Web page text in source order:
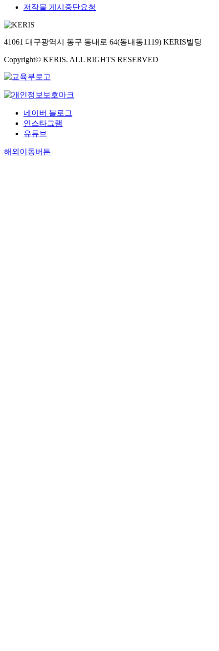
저작물 게시중단요청
41061 대구광역시 동구 동내로 64(동내동1119) KERIS빌딩
Copyright© KERIS. ALL RIGHTS RESERVED
네이버 블로그
인스타그램
유튜브
해외이동버튼